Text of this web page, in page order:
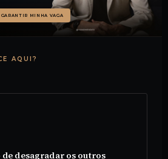
GARANTIR MINHA VAGA
AQUI?
de desagradar os outros